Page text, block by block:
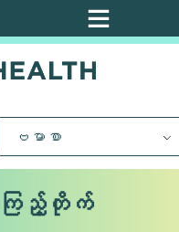
ဗမာစာ
ကြည့်တိုက်